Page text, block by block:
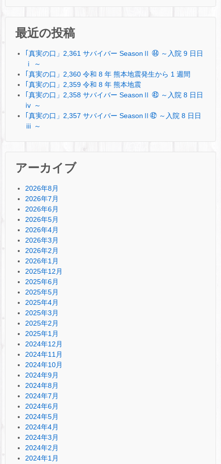
最近の投稿
｢真実の口」2,361 サバイバー SeasonⅡ ㊹ ～入院 9 日日
ⅰ ～
｢真実の口」2,360 令和 8 年 熊本地震発生から 1 週間
｢真実の口」2,359 令和 8 年 熊本地震
｢真実の口」2,358 サバイバー SeasonⅡ ㊸ ～入院 8 日日
ⅳ ～
｢真実の口」2,357 サバイバー SeasonⅡ㊷ ～入院 8 日日
ⅲ ～
アーカイブ
2026年8月
2026年7月
2026年6月
2026年5月
2026年4月
2026年3月
2026年2月
2026年1月
2025年12月
2025年6月
2025年5月
2025年4月
2025年3月
2025年2月
2025年1月
2024年12月
2024年11月
2024年10月
2024年9月
2024年8月
2024年7月
2024年6月
2024年5月
2024年4月
2024年3月
2024年2月
2024年1月